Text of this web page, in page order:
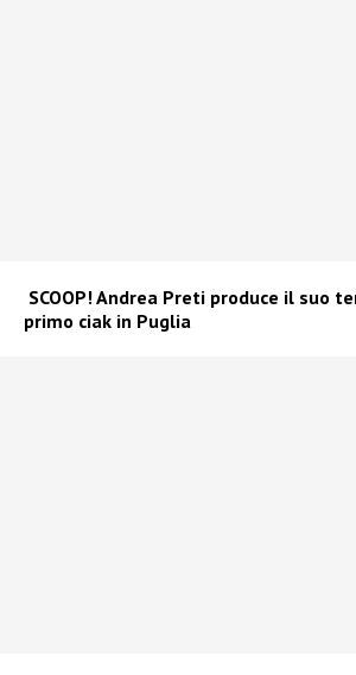
SCOOP! Andrea Preti produce il suo
primo ciak in Puglia